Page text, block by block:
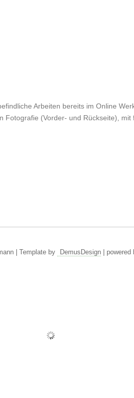
Arbeiten bereits im Online
Fotografie (Vorder- und Rückseite),
| Template by DemusDesign| powered